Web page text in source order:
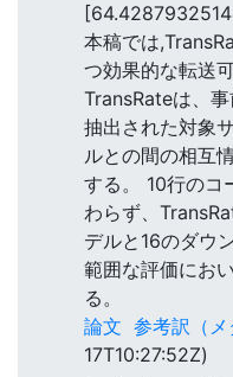
本稿では
つ効果的な転送
TransRateは、
抽出された対象
ルとの間の相互
する。 10行のコ
わらず、
デルと16のダウ
範囲な評価にお
る。
論文 参考訳（メ
17T10:27:52Z)